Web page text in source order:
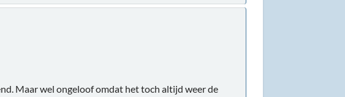
Maar wel ongeloof omdat het toch altijd weer de